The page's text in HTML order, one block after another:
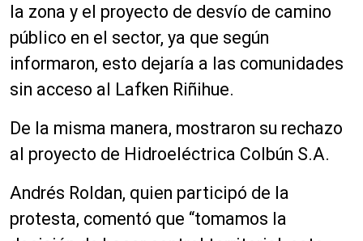
la zona y el proyecto de desvío de camino
público en el sector, ya que según
informaron, esto dejaría a las comunidades
sin acceso al Lafken Riñihue.
De la misma manera, mostraron su rechazo
al proyecto de Hidroeléctrica Colbún S.A.
Andrés Roldan, quien participó de la
protesta, comentó que “tomamos la